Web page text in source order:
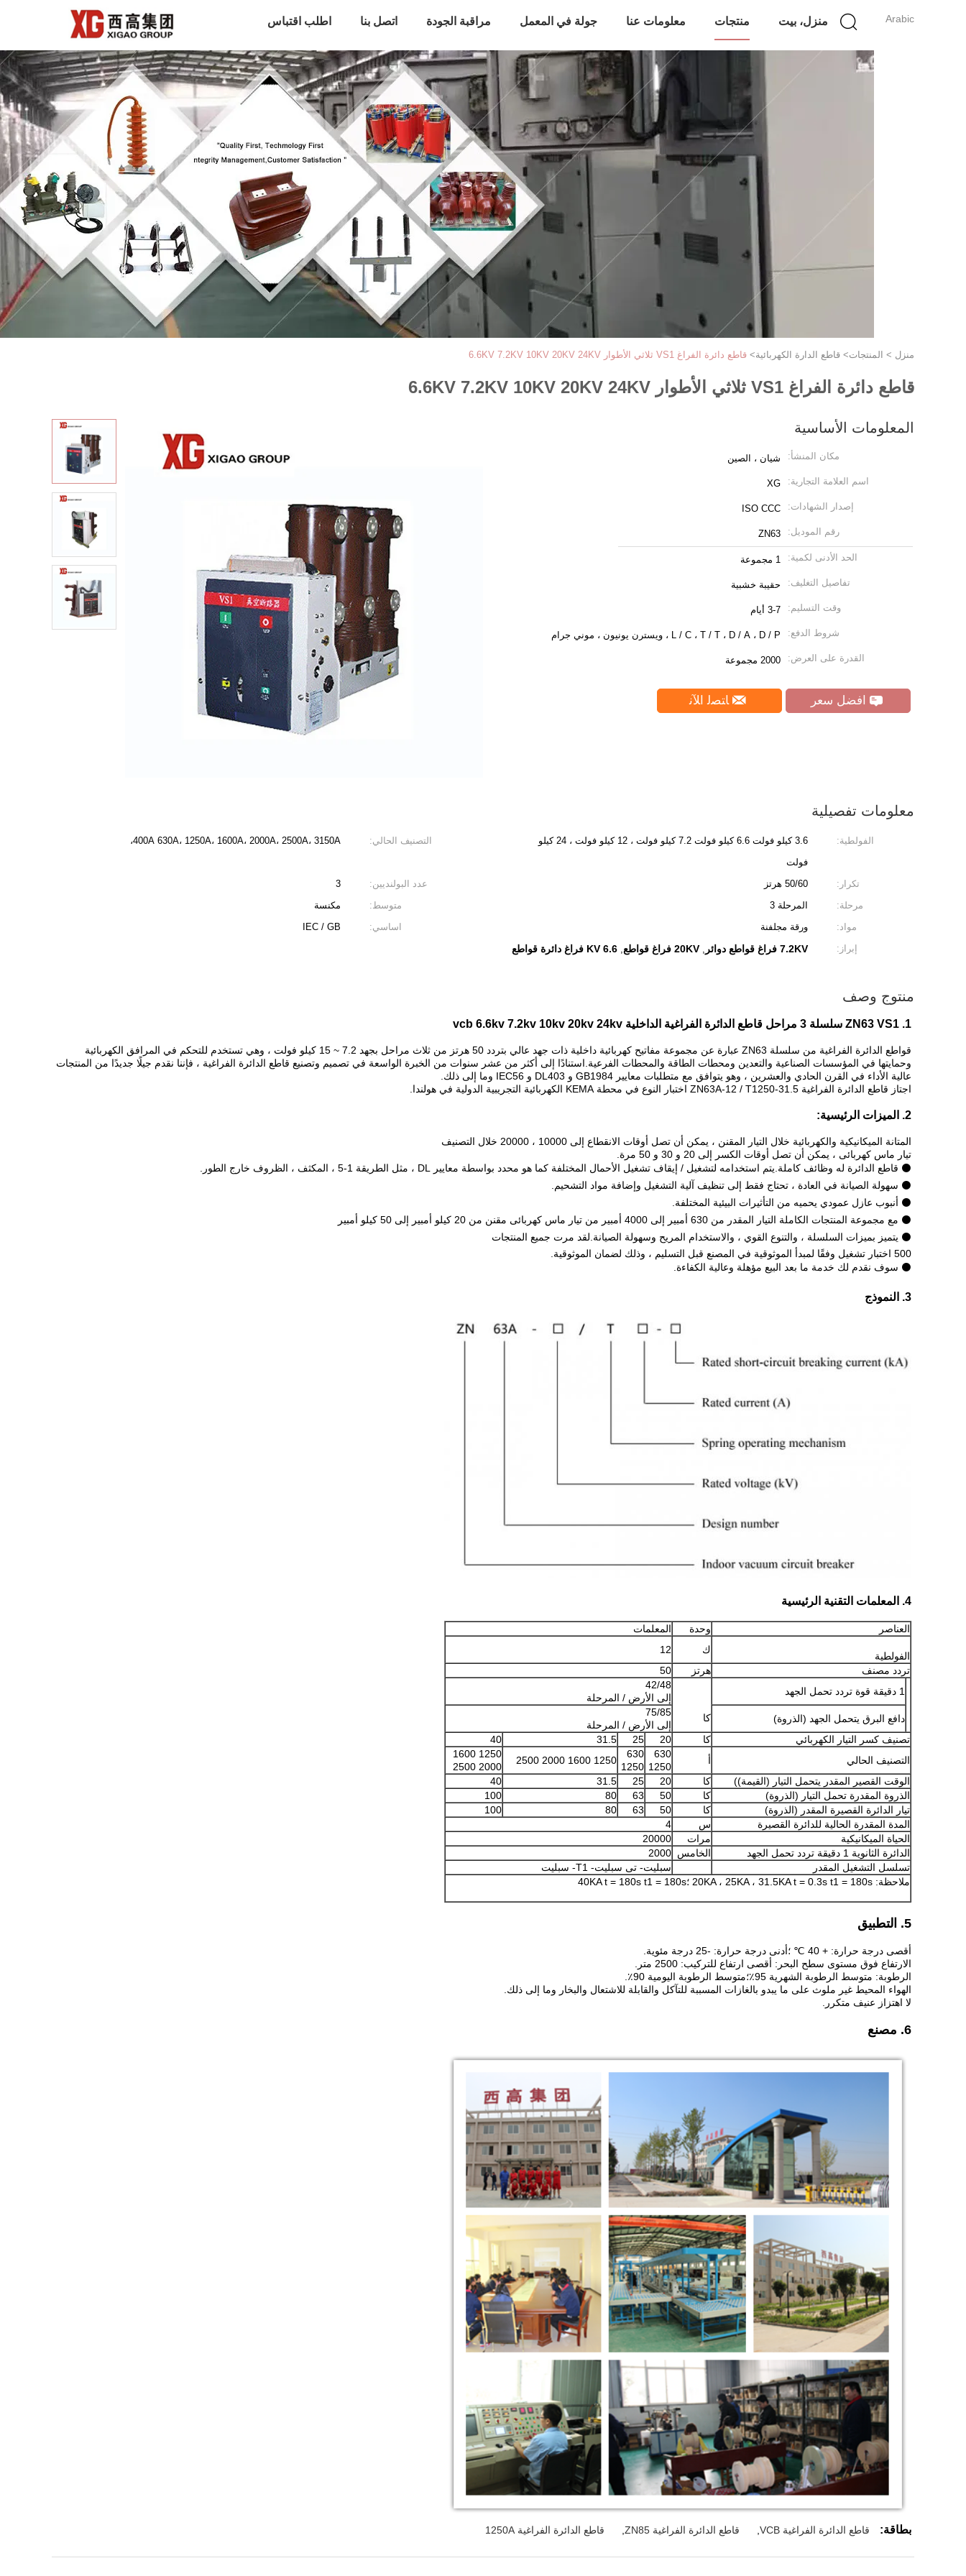
Arabic منزل، بيت منتجات معلومات عنا جولة في المعمل مراقبة الجودة اتصل بنا اطلب اقتباس
منزل > المنتجات> قاطع الدارة الكهربائية> قاطع دائرة الفراغ VS1 ثلاثي الأطوار 6.6KV 7.2KV 10KV 20KV 24KV
قاطع دائرة الفراغ VS1 ثلاثي الأطوار 6.6KV 7.2KV 10KV 20KV 24KV
المعلومات الأساسية
مكان المنشأ: شيان ، الصين
اسم العلامة التجارية: XG
إصدار الشهادات: ISO CCC
رقم الموديل: ZN63
الحد الأدنى لكمية: 1 مجموعة
تفاصيل التغليف: حقيبة خشبية
وقت التسليم: 3-7 أيام
شروط الدفع: L / C ، T / T ، D / A ، D / P ، ويسترن يونيون ، موني جرام
القدرة على العرض: 2000 مجموعة
افضل سعر ﺎﺘﺼﻟ ﺍﻶﻧ
معلومات تفصيلية
الفولطية:
3.6 كيلو فولت 6.6 كيلو فولت 7.2 كيلو فولت ، 12 كيلو فولت ، 24 كيلو
فولت
التصنيف الحالي: 400A 630A، 1250A، 1600A، 2000A، 2500A، 3150A،
تكرار: 50/60 هرتز عدد البولنديين:
3
مرحلة:
المرحلة 3 متوسط:
مكنسة
مواد:
ورقة مجلفنة اساسي:
IEC / GB
إبراز:
7.2KV فراغ قواطع دوائر , 20KV فراغ قواطع , 6.6 KV فراغ دائرة قواطع
منتوج وصف
1. ZN63 VS1 سلسلة 3 مراحل قاطع الدائرة الفراغية الداخلية vcb 6.6kv 7.2kv 10kv 20kv 24kv
قواطع الدائرة الفراغية من سلسلة ZN63 عبارة عن مجموعة مفاتيح كهربائية داخلية ذات جهد عالي بتردد 50 هرتز من ثلاث مراحل بجهد 7.2 ~ 15 كيلو فولت ، وهي تستخدم للتحكم في المرافق الكهربائية
وحمايتها في المؤسسات الصناعية والتعدين ومحطات الطاقة والمحطات الفرعية.استنادًا إلى أكثر من عشر سنوات من الخبرة الواسعة في تصميم وتصنيع قاطع الدائرة الفراغية ، فإننا نقدم جيلًا جديدًا من المنتجات
عالية الأداء في القرن الحادي والعشرين ، وهو يتوافق مع متطلبات معايير GB1984 و DL403 و IEC56 وما إلى ذلك.
اجتاز قاطع الدائرة الفراغية ZN63A-12 / T1250-31.5 اختبار النوع في محطة KEMA الكهربائية التجريبية الدولية في هولندا.
2. الميزات الرئيسية:
المتانة الميكانيكية والكهربائية خلال التيار المقنن ، يمكن أن تصل أوقات الانقطاع إلى 10000 ، 20000 خلال التصنيف
تيار ماس كهربائى ، يمكن أن تصل أوقات الكسر إلى 20 و 30 و 50 مرة.
⚫ قاطع الدائرة له وظائف كاملة.يتم استخدامه لتشغيل / إيقاف تشغيل الأحمال المختلفة كما هو محدد بواسطة معايير DL ، مثل الطريقة 1-5 ، المكثف ، الظروف خارج الطور.
⚫ سهولة الصيانة في العادة ، تحتاج فقط إلى تنظيف آلية التشغيل وإضافة مواد التشحيم.
⚫ أنبوب عازل عمودي يحميه من التأثيرات البيئية المختلفة.
⚫ مع مجموعة المنتجات الكاملة التيار المقدر من 630 أمبير إلى 4000 أمبير من تيار ماس كهربائى مقنن من 20 كيلو أمبير إلى 50 كيلو أمبير
⚫ يتميز بميزات السلسلة ، والتنوع القوي ، والاستخدام المريح وسهولة الصيانة.لقد مرت جميع المنتجات
500 اختبار تشغيل وفقًا لمبدأ الموثوقية في المصنع قبل التسليم ، وذلك لضمان الموثوقية.
⚫ سوف نقدم لك خدمة ما بعد البيع مؤهلة وعالية الكفاءة.
3. النموذج
4. المعلمات التقنية الرئيسية
العناصر وحدة المعلمات
الفولطية
ك
12
تردد مصنف
هرتز
50
1 دقيقة قوة تردد تحمل الجهد
كا
42/48
إلى الأرض / المرحلة
دافع البرق يتحمل الجهد (الذروة)
75/85
إلى الأرض / المرحلة
تصنيف كسر التيار الكهربائي
كا 20
25
31.5
40
التصنيف الحالي
أ
630
1250
630
1250
1250 1600 2000 2500
1250 1600
2000 2500
الوقت القصير المقدر يتحمل التيار (القيمة))
كا 20
25
31.5
40
الذروة المقدرة تحمل التيار (الذروة)
كا 50
63
80
100
تيار الدائرة القصيرة المقدر (الذروة)
كا 50
63
80
100
المدة المقدرة الحالية للدائرة القصيرة
س
4
الحياة الميكانيكية
مرات
20000
الدائرة الثانوية 1 دقيقة تردد تحمل الجهد
الخامس 2000
تسلسل التشغيل المقدر
سبليت- تى سبليت- T1- سبليت
ملاحظة: 20KA ، 25KA ، 31.5KA t = 0.3s t1 = 180s ؛40KA t = 180s t1 = 180s
5. التطبيق
أقصى درجة حرارة: + 40 ℃ ؛أدنى درجة حرارة: -25 درجة مئوية.
الارتفاع فوق مستوى سطح البحر: أقصى ارتفاع للتركيب: 2500 متر.
الرطوبة: متوسط ​​الرطوبة الشهرية 95٪؛متوسط ​​الرطوبة اليومية 90٪.
الهواء المحيط غير ملوث على ما يبدو بالغازات المسببة للتآكل والقابلة للاشتعال والبخار وما إلى ذلك.
لا اهتزاز عنيف متكرر.
6. مصنع
بطاقة: قاطع الدائرة الفراغية VCB قاطع الدائرة الفراغية ZN85 قاطع الدائرة الفراغية 1250A